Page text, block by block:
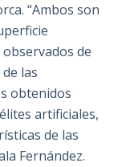
“Ambos son
de
las
obtenidos
artificiales,
de las
Fernández.